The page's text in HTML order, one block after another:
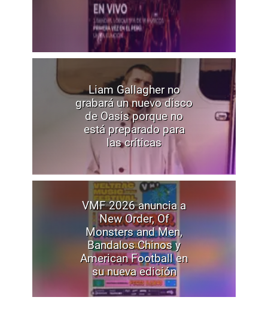
Liam Gallagher no
grabará un nuevo disco
de Oasis porque no
está preparado para
las críticas
VMF 2026 anuncia a
New Order, Of
Monsters and Men,
Bandalos Chinos y
American Football en
su nueva edición